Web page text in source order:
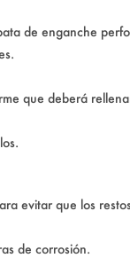
de enganche
que deberá
evitar que los
de corrosión.